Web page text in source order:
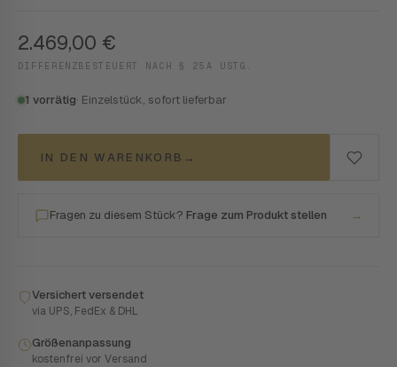
2.469,00 €
DIFFERENZBESTEUERT NACH § 25A USTG.
1 vorrätig· Einzelstück, sofort lieferbar
IN DEN WARENKORB →
Fragen zu diesem Stück? Frage zum Produkt stellen →
Versichert versendet
via UPS, FedEx & DHL
Größenanpassung
kostenfrei vor Versand